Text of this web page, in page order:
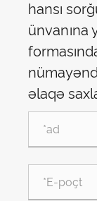
hansı
ünvanına
əlaqə